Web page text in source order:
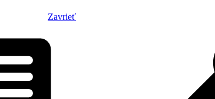
Zavrieť